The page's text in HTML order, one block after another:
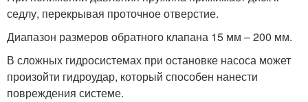
седлу, перекрывая проточное отверстие.
Диапазон размеров обратного клапана 15 мм – 200 мм.
В сложных гидросистемах при остановке насоса может
произойти гидроудар, который способен нанести
повреждения системе.